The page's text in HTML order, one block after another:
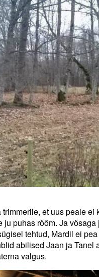
et uus peale
ju puhas rõõm. Ja
tehtud, Mardil ei
abilised Jaan ja Tanel
valgus.